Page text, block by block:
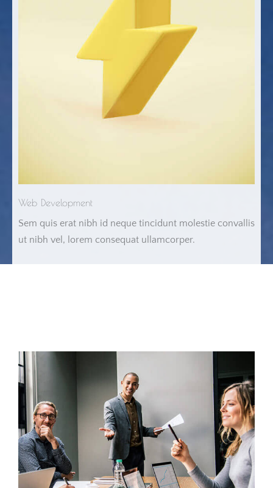
Web Development
Sem quis erat nibh id neque tincidunt molestie convallis
ut nibh vel, lorem consequat ullamcorper.